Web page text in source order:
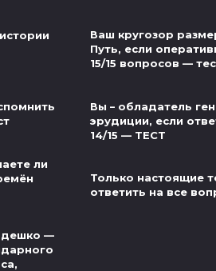
ли
—
Ваш кругозор
Путь, если
15/15 вопросов —
Вы – обладатель
эрудиции, если
14/15 — ТЕСТ
Только настоящие
ответить на все